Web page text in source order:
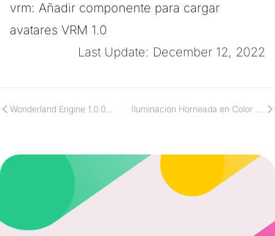
vrm: Añadir componente para cargar
avatares VRM 1.0
Last Update: December 12, 2022
Wonderland Engine 1.0.0
Iluminación Horneada en Color de